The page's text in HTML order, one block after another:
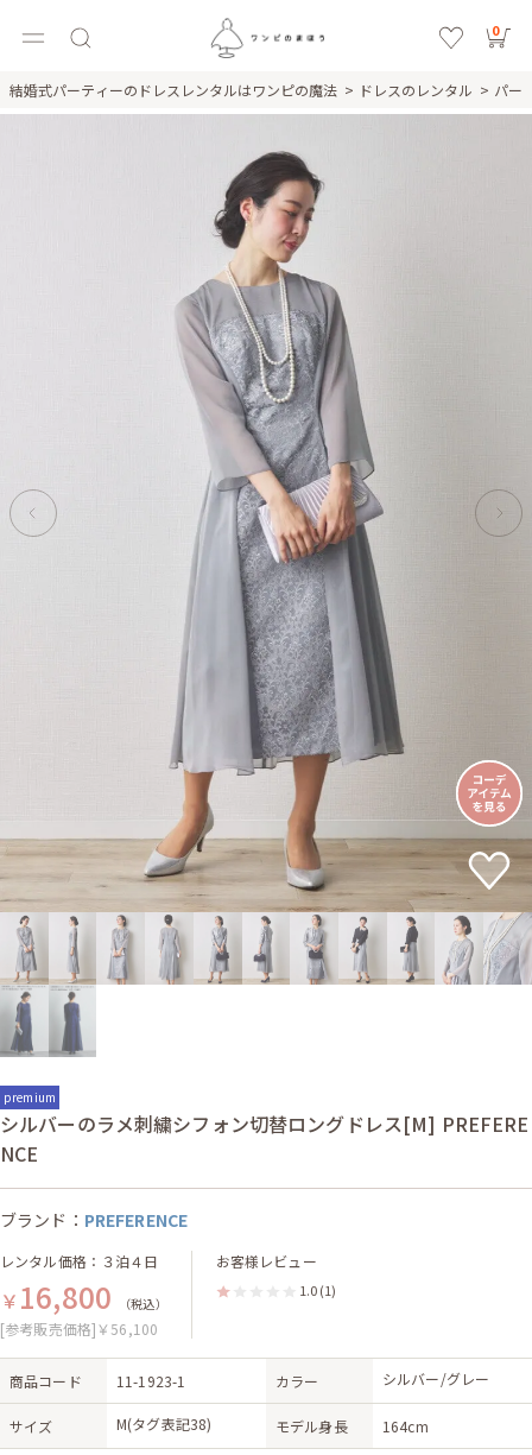
0
結婚式パーティーのドレスレンタルはワンピの魔法 ドレスのレンタル パー
premium
シルバーのラメ刺繍シフォン切替ロングドレス[M] PREFERE
NCE
ブランド： PREFERENCE
レンタル価格：３泊４日
￥ 16,800 （税込）
[参考販売価格]￥56,100
お客様レビュー
1.0 (1)
商品コード 11-1923-1 カラー シルバー/グレー
サイズ M(タグ表記38) モデル身長 164cm